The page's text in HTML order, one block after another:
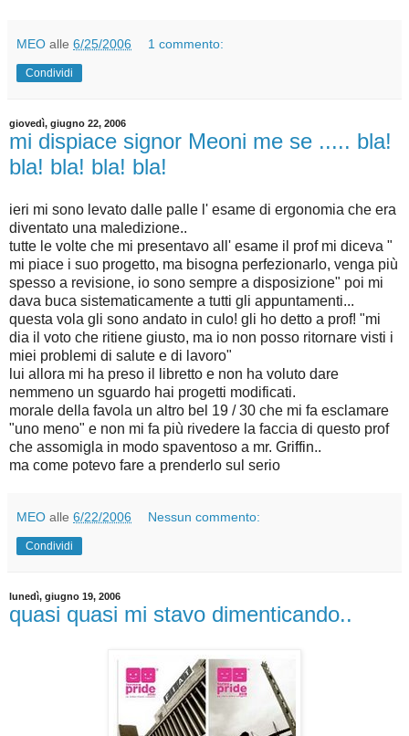
MEO alle 6/25/2006 1 commento:
Condividi
giovedì, giugno 22, 2006
mi dispiace signor Meoni me se ..... bla!
bla! bla! bla! bla!
ieri mi sono levato dalle palle l' esame di ergonomia che era
diventato una maledizione..
tutte le volte che mi presentavo all' esame il prof mi diceva "
mi piace i suo progetto, ma bisogna perfezionarlo, venga più
spesso a revisione, io sono sempre a disposizione" poi mi
dava buca sistematicamente a tutti gli appuntamenti...
questa vola gli sono andato in culo! gli ho detto a prof! "mi
dia il voto che ritiene giusto, ma io non posso ritornare visti i
miei problemi di salute e di lavoro"
lui allora mi ha preso il libretto e non ha voluto dare
nemmeno un sguardo hai progetti modificati.
morale della favola un altro bel 19 / 30 che mi fa esclamare
"uno meno" e non mi fa più rivedere la faccia di questo prof
che assomigla in modo spaventoso a mr. Griffin..
ma come potevo fare a prenderlo sul serio
MEO alle 6/22/2006 Nessun commento:
Condividi
lunedì, giugno 19, 2006
quasi quasi mi stavo dimenticando..